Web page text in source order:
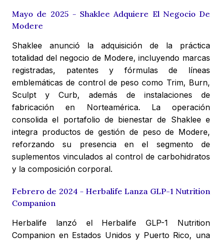
Mayo de 2025 - Shaklee Adquiere El Negocio De
Modere
Shaklee anunció la adquisición de la práctica
totalidad del negocio de Modere, incluyendo marcas
registradas, patentes y fórmulas de líneas
emblemáticas de control de peso como Trim, Burn,
Sculpt y Curb, además de instalaciones de
fabricación en Norteamérica. La operación
consolida el portafolio de bienestar de Shaklee e
integra productos de gestión de peso de Modere,
reforzando su presencia en el segmento de
suplementos vinculados al control de carbohidratos
y la composición corporal.
Febrero de 2024 - Herbalife Lanza GLP-1 Nutrition
Companion
Herbalife lanzó el Herbalife GLP-1 Nutrition
Companion en Estados Unidos y Puerto Rico, una